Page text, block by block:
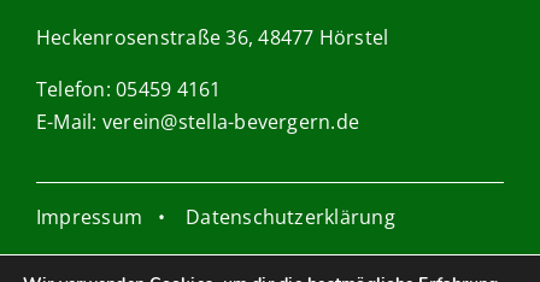
Heckenrosenstraße 36, 48477 Hörstel
Telefon: 05459 4161
E-Mail: verein@stella-bevergern.de
Impressum • Datenschutzerklärung